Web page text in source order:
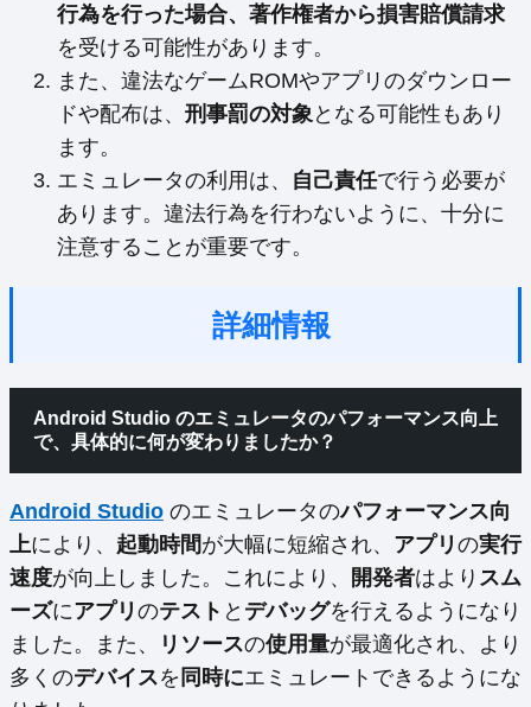
行為を行った場合、著作権者から損害賠償請求
を受ける可能性があります。
また、違法なゲームROMやアプリのダウンロー
ドや配布は、 刑事罰の対象 となる可能性もあり
ます。
エミュレータの利用は、 自己責任で行う必要が
あります。違法行為を行わないように、十分に
注意することが重要です。
詳細情報
Android Studio のエミュレータのパフォーマンス向上
で、具体的に何が変わりましたか？
Android Studio のエミュレータのパフォーマンス向
上により、 起動時間が大幅に短縮され、 アプリ の実行
速度が向上しました。これにより、 開発者はより スム
ーズにアプリ のテスト と デバッグを行えるようになり
ました。また、
リソースの使用量が最適化され、より
多くのデバイスを 同時にエミュレートできるようにな